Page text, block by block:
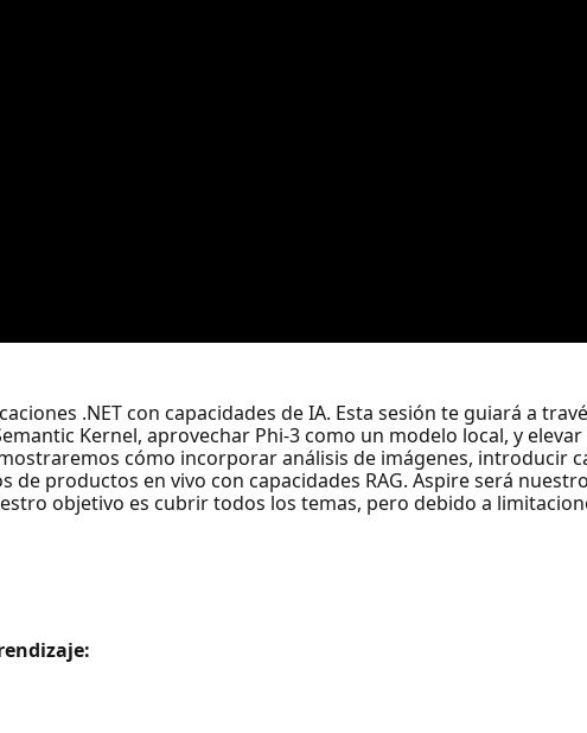
.NET con capacidades de IA. Esta sesión te guiará a
Kernel, aprovechar Phi-3 como un modelo local, y
cómo incorporar análisis de imágenes, introducir
de productos en vivo con capacidades RAG. Aspire será
objetivo es cubrir todos los temas, pero debido a